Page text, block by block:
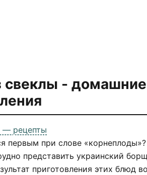
свеклы -
— рецепты
первым при слове
представить украинский
приготовления этих блюд